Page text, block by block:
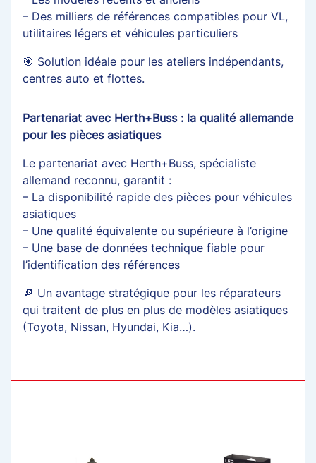
– Des milliers de références compatibles pour VL,
utilitaires légers et véhicules particuliers
🎯 Solution idéale pour les ateliers indépendants,
centres auto et flottes.
Partenariat avec Herth+Buss : la qualité allemande
pour les pièces asiatiques
Le partenariat avec Herth+Buss, spécialiste
allemand reconnu, garantit :
– La disponibilité rapide des pièces pour véhicules
asiatiques
– Une qualité équivalente ou supérieure à l’origine
– Une base de données technique fiable pour
l’identification des références
🔎 Un avantage stratégique pour les réparateurs
qui traitent de plus en plus de modèles asiatiques
(Toyota, Nissan, Hyundai, Kia…).